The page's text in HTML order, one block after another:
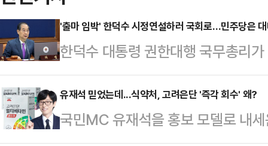
'출마 임박' 한덕수 시정연설하러 국회로…민주당은
한덕수 대통령 권한대행 국무총리
하러 여의도를 찾는다. '한미 2+2
대선 출마선언을 할 것이라는 관측
될 것이라는 전망이 나온다.더불어
유재석 믿었는데...식약처, 고려은단 '즉각 회수' 왜?
국민MC 유재석을 홍보 모델로 내